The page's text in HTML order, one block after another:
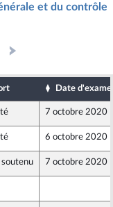
et du contrôle
Date d'examen
7 octobre 2020
6 octobre 2020
soutenu 7 octobre 2020